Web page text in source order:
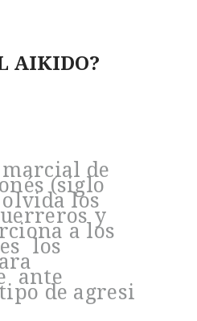
AIKIDO?
de
(siglo
los
y
a los
los
ante
de agresi